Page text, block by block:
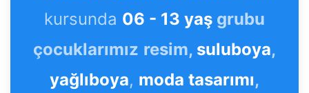
kursunda 06 - 13 yaş grubu
çocuklarımız resim, suluboya,
yağlıboya, moda tasarımı,